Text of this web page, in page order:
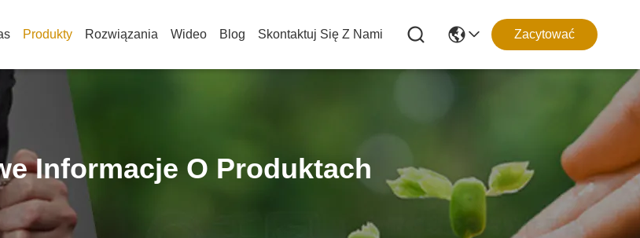
Produkty Rozwiązania Wideo Blog Skontaktuj Się Z Nami Zacytować
Informacje O Produktach